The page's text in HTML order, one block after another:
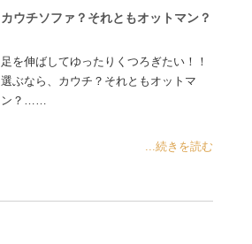
カウチソファ？それともオットマン？
足を伸ばしてゆったりくつろぎたい！！
選ぶなら、カウチ？それともオットマ
ン？……
...続きを読む